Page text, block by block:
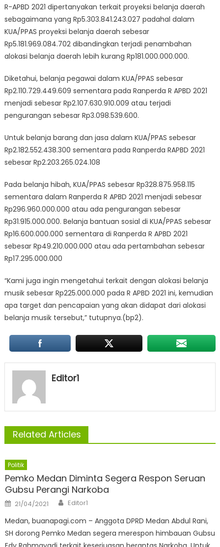
R-APBD 2021 dipertanyakan terkait proyeksi belanja daerah
sebagaimana yang Rp5.303.841.243.027 padahal dalam
KUA/PPAS proyeksi belanja daerah sebesar
Rp5.181.969.084.702 dibandingkan terjadi penambahan
alokasi belanja daerah lebih kurang Rp181.000.000.000.
Diketahui, belanja pegawai dalam KUA/PPAS sebesar
Rp2.110.729.449.609 sementara pada Ranperda R APBD 2021
menjadi sebesar Rp2.107.630.910.009 atau terjadi
pengurangan sebesar Rp3.098.539.600.
Untuk belanja barang dan jasa dalam KUA/PPAS sebesar
Rp2.182.552.438.300 sementara pada Ranperda RAPBD 2021
sebesar Rp2.203.265.024.108
Pada belanja hibah, KUA/PPAS sebesar Rp328.875.958.115
sementara dalam Ranperda R APBD 2021 menjadi sebesar
Rp296.960.000.000 atau ada pengurangan sebesar
Rp31.915.000.000. Belanja bantuan sosial di KUA/PPAS sebesar
Rp16.600.000.000 sementara di Ranperda R APBD 2021
sebesar Rp49.210.000.000 atau ada pertambahan sebesar
Rp17.295.000.000
“Kami juga ingin mengetahui terkait dengan alokasi belanja
musik sebesar Rp225.000.000 pada R APBD 2021 ini, kemudian
apa target dan pencapaian yang akan didapat dari alokasi
belanja musik tersebut,” tutupnya.(bp2).
Editor1
Related Articles
Politik
Pemko Medan Diminta Segera Respon Seruan
Gubsu Perangi Narkoba
Posted
on
21/04/2021 Author
Editor1
Medan, buanapagi.com – Anggota DPRD Medan Abdul Rani,
SH dorong Pemko Medan segera merespon himbauan Gubsu